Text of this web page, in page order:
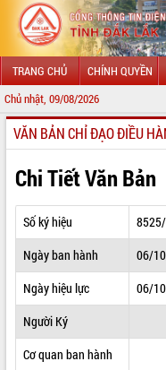
TRANG CHỦ CHÍNH QUYỀN
Chủ nhật, 09/08/2026
GIỚI THIỆU
LÃNH ĐẠO UBND TỈNH
TIN TỨC SỰ KIỆN
SỞ, BAN, NGÀNH
THÔNG TIN CHỈ ĐẠO ĐIỀU HÀNH
HỆ THỐNG VĂN BẢN
VĂN BẢN CHỈ ĐẠO ĐIỀU
Chi Tiết Văn Bản
Số ký hiệu
Ngày ban hành
06/
Ngày hiệu lực
06/
Người Ký
Cơ quan ban hành